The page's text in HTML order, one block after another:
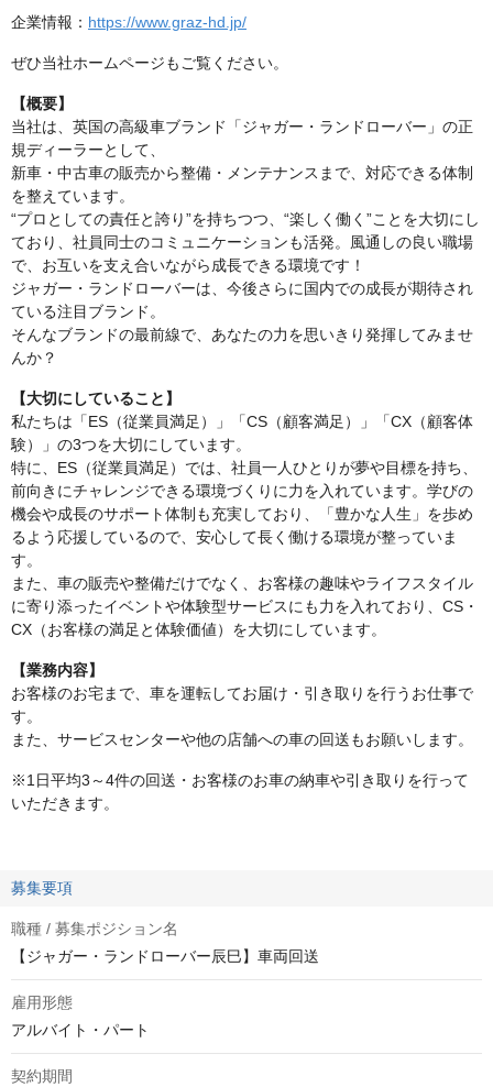
企業情報： https://www.graz-hd.jp/
ぜひ当社ホームページもご覧ください。
【概要】
当社は、英国の高級車ブランド「ジャガー・ランドローバー」の正
規ディーラーとして、
新車・中古車の販売から整備・メンテナンスまで、対応できる体制
を整えています。
“プロとしての責任と誇り”を持ちつつ、“楽しく働く”ことを大切にし
ており、社員同士のコミュニケーションも活発。風通しの良い職場
で、お互いを支え合いながら成長できる環境です！
ジャガー・ランドローバーは、今後さらに国内での成長が期待され
ている注目ブランド。
そんなブランドの最前線で、あなたの力を思いきり発揮してみませ
んか？
【大切にしていること】
私たちは「ES（従業員満足）」「CS（顧客満足）」「CX（顧客体
験）」の3つを大切にしています。
特に、ES（従業員満足）では、社員一人ひとりが夢や目標を持ち、
前向きにチャレンジできる環境づくりに力を入れています。学びの
機会や成長のサポート体制も充実しており、「豊かな人生」を歩め
るよう応援しているので、安心して長く働ける環境が整っていま
す。
また、車の販売や整備だけでなく、お客様の趣味やライフスタイル
に寄り添ったイベントや体験型サービスにも力を入れており、CS・
CX（お客様の満足と体験価値）を大切にしています。
【業務内容】
お客様のお宅まで、車を運転してお届け・引き取りを行うお仕事で
す。
また、サービスセンターや他の店舗への車の回送もお願いします。
※1日平均3～4件の回送・お客様のお車の納車や引き取りを行って
いただきます。
募集要項
職種 / 募集ポジション名
【ジャガー・ランドローバー辰巳】車両回送
雇用形態
アルバイト・パート
契約期間